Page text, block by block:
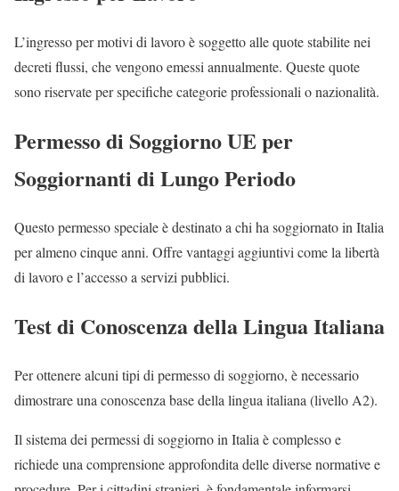
L’ingresso per motivi di lavoro è soggetto alle quote stabilite nei
decreti flussi, che vengono emessi annualmente. Queste quote
sono riservate per specifiche categorie professionali o nazionalità.
Permesso di Soggiorno UE per
Soggiornanti di Lungo Periodo
Questo permesso speciale è destinato a chi ha soggiornato in Italia
per almeno cinque anni. Offre vantaggi aggiuntivi come la libertà
di lavoro e l’accesso a servizi pubblici.
Test di Conoscenza della Lingua Italiana
Per ottenere alcuni tipi di permesso di soggiorno, è necessario
dimostrare una conoscenza base della lingua italiana (livello A2).
Il sistema dei permessi di soggiorno in Italia è complesso e
richiede una comprensione approfondita delle diverse normative e